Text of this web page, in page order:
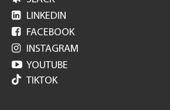
 LINKEDIN
 FACEBOOK
 INSTAGRAM
 YOUTUBE
TIKTOK